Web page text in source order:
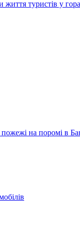
туристів у
пожежі на поромі в